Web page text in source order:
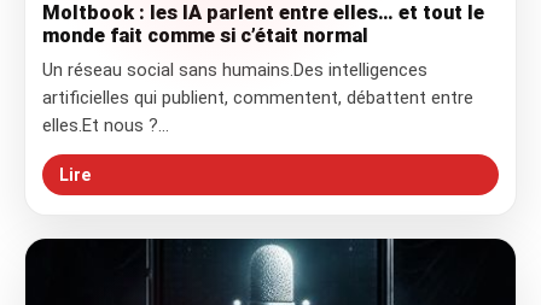
Moltbook : les IA parlent entre elles… et tout le
monde fait comme si c’était normal
Un réseau social sans humains.Des intelligences
artificielles qui publient, commentent, débattent entre
elles.Et nous ?…
Lire